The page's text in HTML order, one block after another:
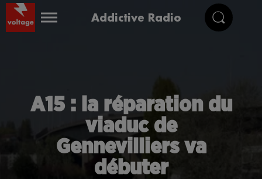
Addictive Radio
A15 : la réparation du
viaduc de
Gennevilliers va
débuter